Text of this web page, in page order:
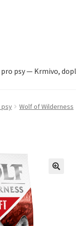
pro psy — Krmivo,
zvířata — Klece,
psy Wolf of Wilderness